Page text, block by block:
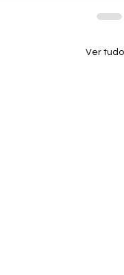
Ver tudo